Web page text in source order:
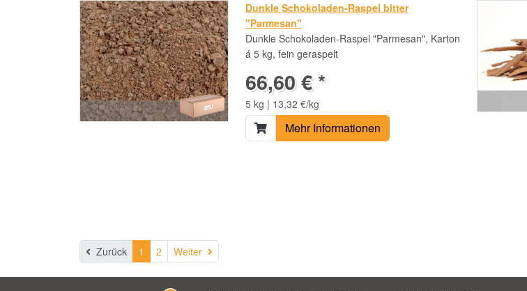
Dunkle Schokoladen-Raspel bitter
"Parmesan"
Dunkle Schokoladen-Raspel "Parmesan", Karton
á 5 kg, fein geraspelt
66,60 € *
5 kg | 13,32 €/kg
Mehr Informationen
Zurück 1 2 Weiter Weiter